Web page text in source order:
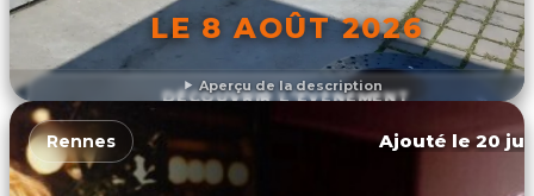
Aperçu de la description
LE 8 AOÛT 2026
DÉCOUVRIR L'ÉVÉNEMENT
Rennes Ajouté le 20